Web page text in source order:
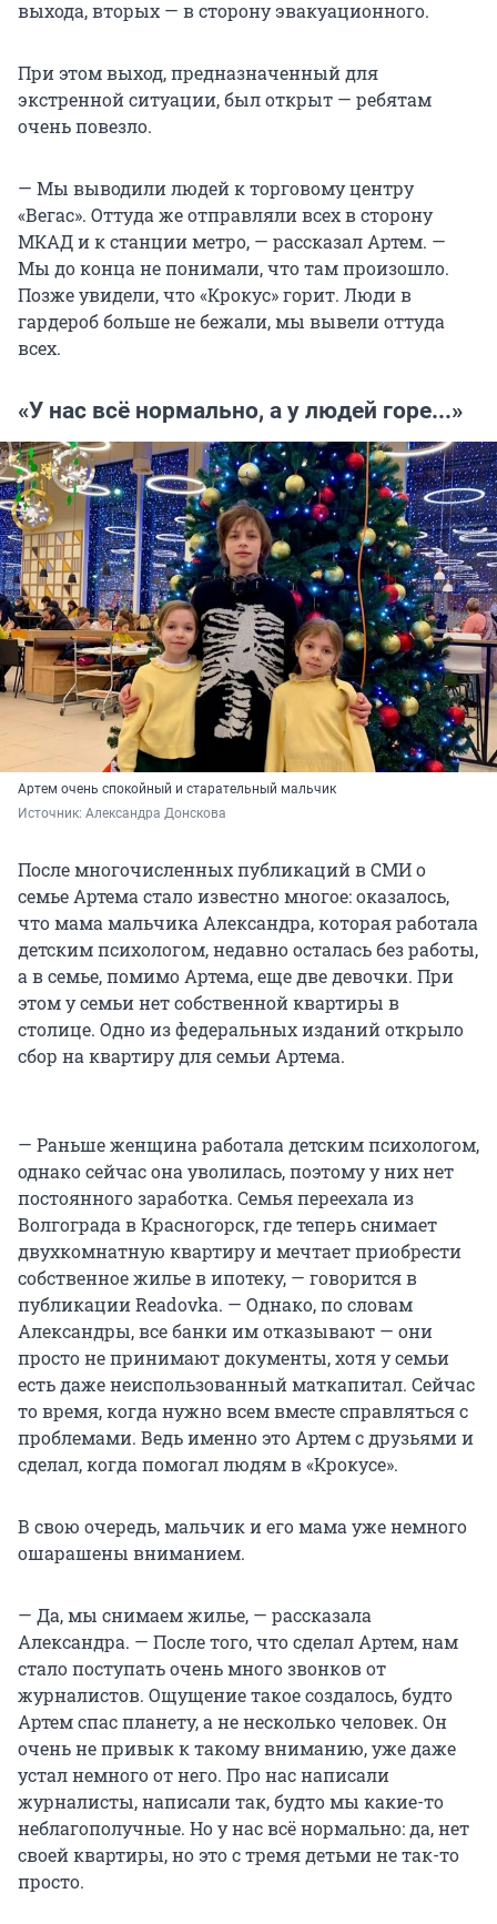
выхода, вторых — в сторону эвакуационного.
При этом выход, предназначенный для
экстренной ситуации, был открыт — ребятам
очень повезло.
— Мы выводили людей к торговому центру
«Вегас». Оттуда же отправляли всех в сторону
МКАД и к станции метро, — рассказал Артем. —
Мы до конца не понимали, что там произошло.
Позже увидели, что «Крокус» горит. Люди в
гардероб больше не бежали, мы вывели оттуда
всех.
«У нас всё нормально, а у людей горе...»
Артем очень спокойный и старательный мальчик
Источник: Александра Донскова
После многочисленных публикаций в СМИ о
семье Артема стало известно многое: оказалось,
что мама мальчика Александра, которая работала
детским психологом, недавно осталась без работы,
а в семье, помимо Артема, еще две девочки. При
этом у семьи нет собственной квартиры в
столице. Одно из федеральных изданий открыло
сбор на квартиру для семьи Артема.
— Раньше женщина работала детским психологом,
однако сейчас она уволилась, поэтому у них нет
постоянного заработка. Семья переехала из
Волгограда в Красногорск, где теперь снимает
двухкомнатную квартиру и мечтает приобрести
собственное жилье в ипотеку, — говорится в
публикации Readovka. — Однако, по словам
Александры, все банки им отказывают — они
просто не принимают документы, хотя у семьи
есть даже неиспользованный маткапитал. Сейчас
то время, когда нужно всем вместе справляться с
проблемами. Ведь именно это Артем с друзьями и
сделал, когда помогал людям в «Крокусе».
В свою очередь, мальчик и его мама уже немного
ошарашены вниманием.
— Да, мы снимаем жилье, — рассказала
Александра. — После того, что сделал Артем, нам
стало поступать очень много звонков от
журналистов. Ощущение такое создалось, будто
Артем спас планету, а не несколько человек. Он
очень не привык к такому вниманию, уже даже
устал немного от него. Про нас написали
журналисты, написали так, будто мы какие-то
неблагополучные. Но у нас всё нормально: да, нет
своей квартиры, но это с тремя детьми не так-то
просто.